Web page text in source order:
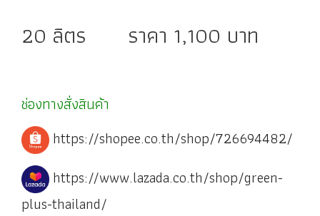
20 ลิตร ราคา 1,100 บาท
ช่องทางสั่งสินค้า
https://shopee.co.th/shop/726694482/
https://www.lazada.co.th/shop/green-
plus-thailand/